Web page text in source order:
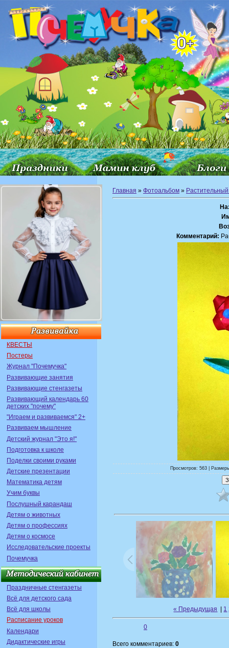
КВЕСТЫ
Постеры
Журнал "Почемучка"
Развивающие занятия
Развивающие стенгазеты
Развивающий календарь 60
детских "почему"
"Играем и развиваемся" 2+
Развиваем мышление
Детский журнал "Это я!"
Подготовка к школе
Поделки своими руками
Детские презентации
Математика детям
Учим буквы
Послушный карандаш
Детям о животных
Детям о профессиях
Детям о космосе
Исследовательские проекты
Почемучка
Праздничные стенгазеты
Всё для детского сада
Всё для школы
Расписание уроков
Календари
Дидактические игры
Главная » Фотоальбом »
Комментарий:
Просмотров: 563 |
« Предыдущая 1
0
Всего комментариев: 0